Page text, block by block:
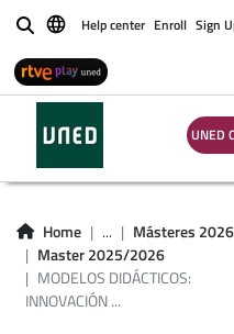
BuscarHelp center Enroll Sign
UNED
Home ...
Másteres 2026
Master 2025/2026
MODELOS DIDÁCTICOS:
INNOVACIÓN ...
LA